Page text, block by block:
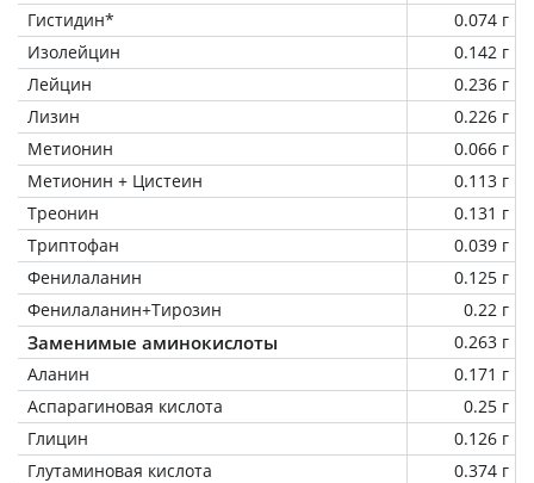
Гистидин*
0.074 г
Изолейцин
0.142 г
Лейцин
0.236 г
Лизин
0.226 г
Метионин
0.066 г
Метионин + Цистеин
0.113 г
Треонин
0.131 г
Триптофан
0.039 г
Фенилаланин
0.125 г
Фенилаланин+Тирозин
0.22 г
Заменимые аминокислоты
0.263 г
Аланин
0.171 г
Аспарагиновая кислота
0.25 г
Глицин
0.126 г
Глутаминовая кислота
0.374 г